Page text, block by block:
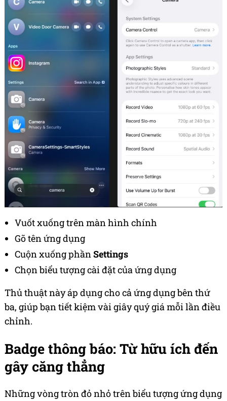
Vuốt xuống trên màn hình chính
Gõ tên ứng dụng
Cuộn xuống phầnSettings
Chọn biểu tượng cài đặt của ứng dụng
Thủ thuật này áp dụng cho cả ứng dụng bên thứ
ba, giúp bạn tiết kiệm vài giây quý giá mỗi lần điều
chỉnh.
Badge thông báo: Từ hữu ích đến
gây căng thẳng
Những vòng tròn đỏ nhỏ trên biểu tượng ứng dụng